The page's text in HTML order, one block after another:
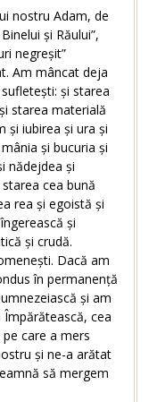
nostru Adam, de
și Răului”,
negreșit”
Am mâncat deja
și starea
starea materială
și iubirea și ura și
și bucuria și
nădejdea și
cea bună
rea și egoistă și
și
și crudă.
Dacă am
în permanență
și am
cea
care a mers
și ne-a arătat
să mergem